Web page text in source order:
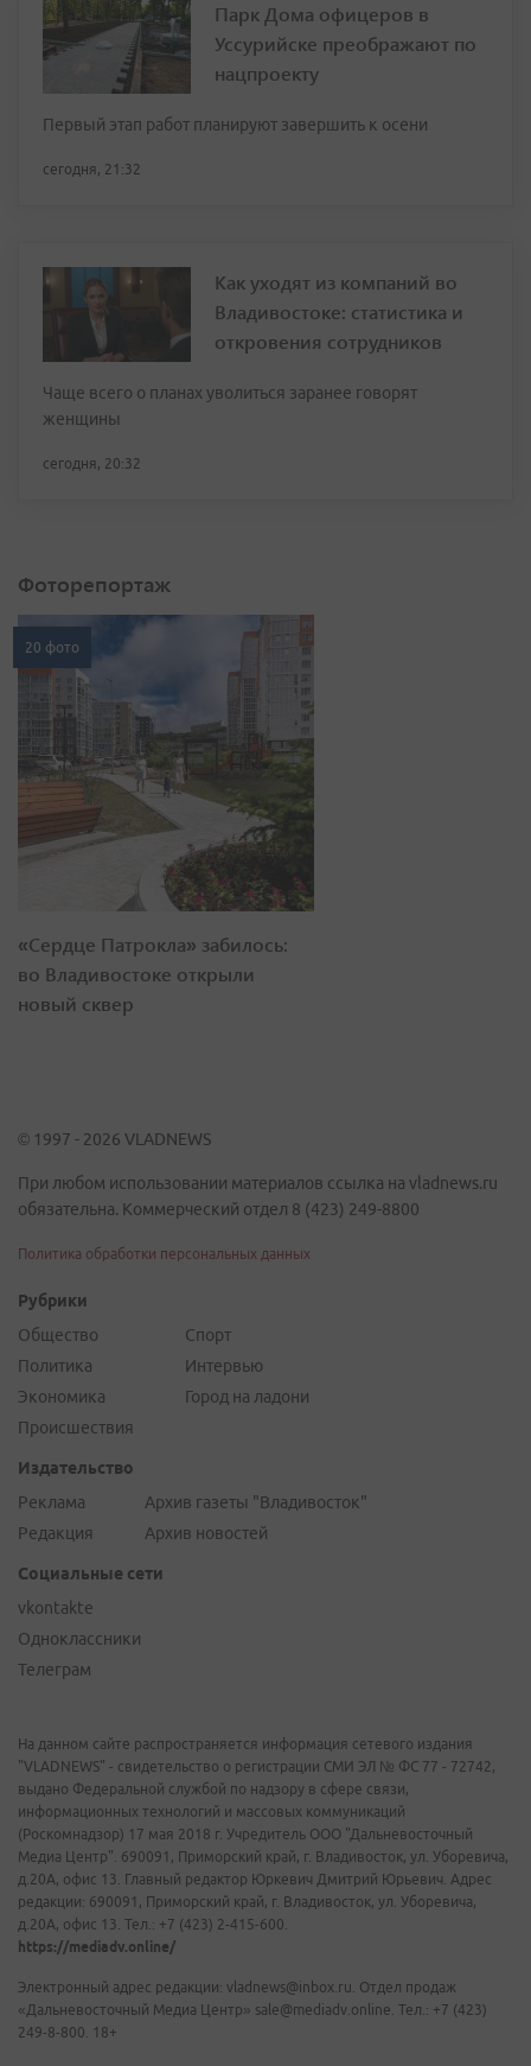
Парк Дома офицеров в
Уссурийске преображают по
нацпроекту
Первый этап работ планируют завершить к осени
сегодня, 21:32
Как уходят из компаний во
Владивостоке: статистика и
откровения сотрудников
Чаще всего о планах уволиться заранее говорят
женщины
сегодня, 20:32
Фоторепортаж
20 фото
«Сердце Патрокла» забилось:
во Владивостоке открыли
новый сквер
© 1997 - 2026 VLADNEWS
При любом использовании материалов ссылка на vladnews.ru
обязательна. Коммерческий отдел 8 (423) 249-8800
Политика обработки персональных данных
Рубрики
Общество
Политика
Экономика
Происшествия
Спорт
Интервью
Город на ладони
Издательство
Реклама
Редакция
Архив газеты "Владивосток"
Архив новостей
Социальные сети
vkontakte
Одноклассники
Телеграм
На данном сайте распространяется информация сетевого издания
"VLADNEWS" - свидетельство о регистрации СМИ ЭЛ № ФС 77 - 72742,
выдано Федеральной службой по надзору в сфере связи,
информационных технологий и массовых коммуникаций
(Роскомнадзор) 17 мая 2018 г. Учредитель ООО "Дальневосточный
Медиа Центр". 690091, Приморский край, г. Владивосток, ул. Уборевича,
д.20А, офис 13. Главный редактор Юркевич Дмитрий Юрьевич. Адрес
редакции: 690091, Приморский край, г. Владивосток, ул. Уборевича,
д.20А, офис 13. Тел.: +7 (423) 2-415-600.
https://mediadv.online/
Электронный адрес редакции: vladnews@inbox.ru. Отдел продаж
«Дальневосточный Медиа Центр» sale@mediadv.online. Тел.: +7 (423)
249-8-800. 18+